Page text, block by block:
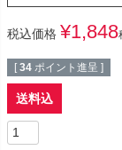
税込価格 ¥1,848
[ 34 ポイント進呈 ]
送料込